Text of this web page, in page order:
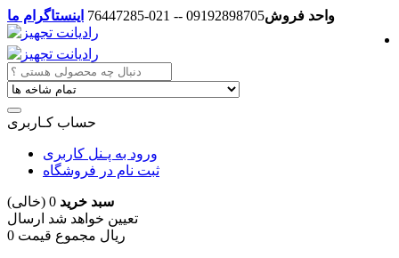
واحد فروش09192898705 -- 021-76447285 اینستاگرام ما
حساب کـاربری
ورود به پـنل کاربری
ثبت نام در فروشگاه
سبد خرید 0 (خالی)
تعیین خواهد شد ارسال
0 ریال مجموع قیمت